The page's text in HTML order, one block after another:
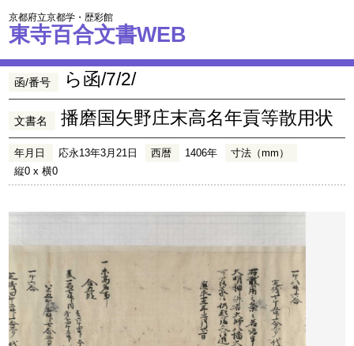
京都府立京都学・歴彩館
東寺百合文書WEB
函/番号 ら函/7/2/
文書名 播磨国矢野庄末高名年貢等散用状
年月日 応永13年3月21日 西暦 1406年
寸法（mm）
縦0 x 横0